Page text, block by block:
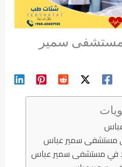
مستشفى سمير
في مستشفى سمير عباس
في مستشفى سمير عباس